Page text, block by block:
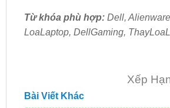
Từ khóa phù hợp:Dell,
LoaLaptop, DellGaming,
Xếp
Bài Viết Khác